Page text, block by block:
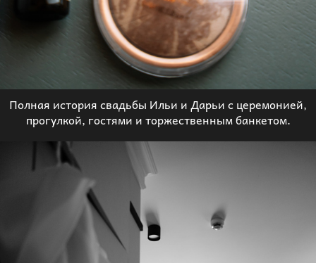
Полная история свадьбы Ильи и Дарьи с церемонией,
прогулкой, гостями и торжественным банкетом.